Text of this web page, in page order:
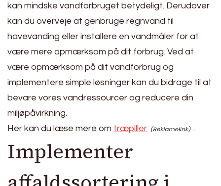
kan mindske vandforbruget betydeligt. Derudover
kan du overveje at genbruge regnvand til
havevanding eller installere en vandmåler for at
være mere opmærksom på dit forbrug. Ved at
være opmærksom på dit vandforbrug og
implementere simple løsninger kan du bidrage til at
bevare vores vandressourcer og reducere din
miljøpåvirkning.
Her kan du læse mere om træpiller .
Implementer